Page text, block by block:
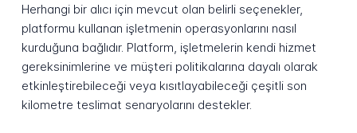
Herhangi bir alıcı için mevcut olan belirli seçenekler,
platformu kullanan işletmenin operasyonlarını nasıl
kurduğuna bağlıdır. Platform, işletmelerin kendi hizmet
gereksinimlerine ve müşteri politikalarına dayalı olarak
etkinleştirebileceği veya kısıtlayabileceği çeşitli son
kilometre teslimat senaryolarını destekler.